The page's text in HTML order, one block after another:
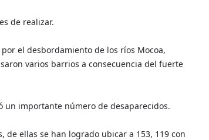
de realizar.
el desbordamiento de los ríos Mocoa,
varios barrios a consecuencia del fuerte
un importante número de desaparecidos.
de ellas se han logrado ubicar a 153, 119 con